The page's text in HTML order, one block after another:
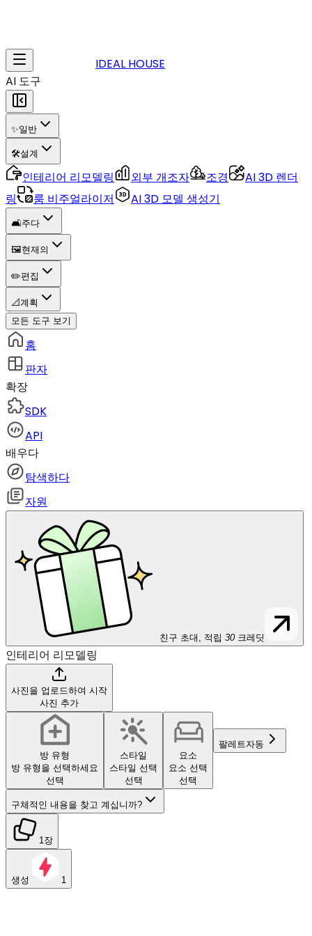
IDEAL HOUSE
AI 도구
✨일반
🛠️설계
인테리어 리모델링 외부 개조자 조경
AI 3D 렌더
링
룸 비주얼라이저 AI 3D 모델 생성기
🛋️주다
🖼️현재의
✏️편집
📐계획
모든 도구 보기
홈
판자
확장
SDK
API
배우다
탐색하다
자원
친구 초대, 적립 30 크레딧
인테리어 리모델링
사진을 업로드하여 시작
사진 추가
방 유형
방 유형을 선택하세요
선택
스타일
스타일 선택
선택
요소
요소 선택
선택
팔레트자동
구체적인 내용을 찾고 계십니까?
1장
생성 1